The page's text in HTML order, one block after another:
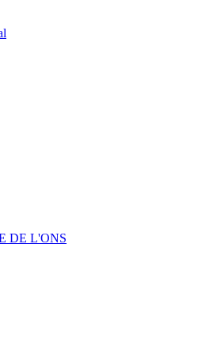
DE L'ONS